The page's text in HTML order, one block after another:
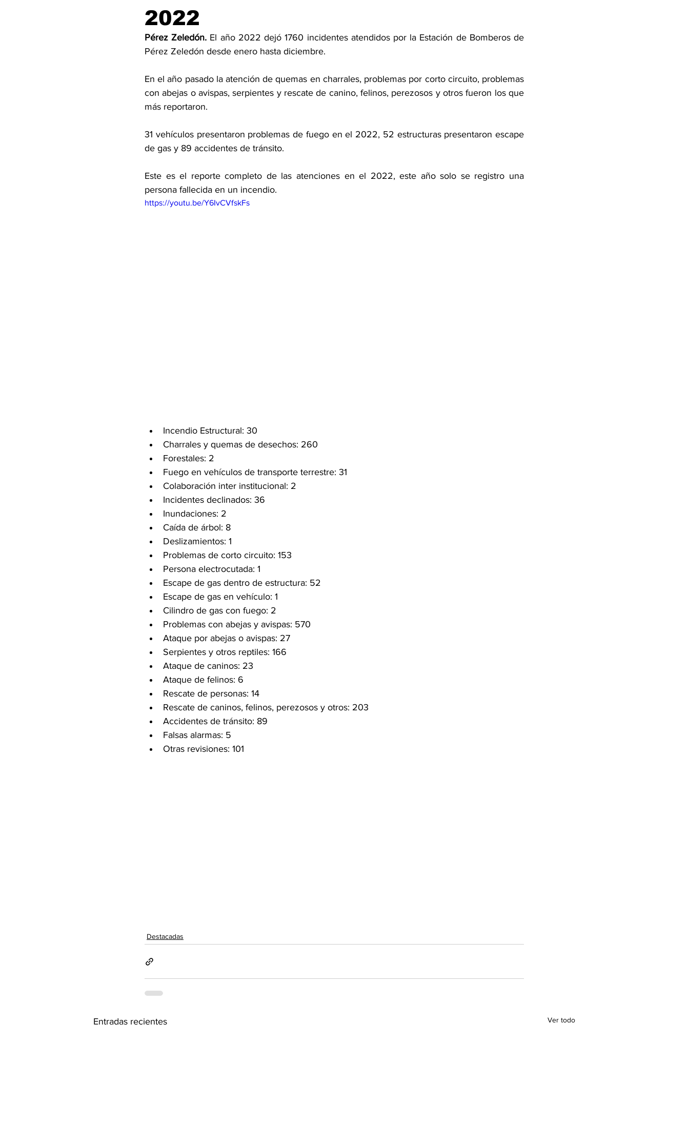
2022
Pérez Zeledón. El año 2022 dejó 1760 incidentes atendidos por la Estación de Bomberos de
Pérez Zeledón desde enero hasta diciembre.
En el año pasado la atención de quemas en charrales, problemas por corto circuito, problemas
con abejas o avispas, serpientes y rescate de canino, felinos, perezosos y otros fueron los que
más reportaron.
31 vehículos presentaron problemas de fuego en el 2022, 52 estructuras presentaron escape
de gas y 89 accidentes de tránsito.
Este es el reporte completo de las atenciones en el 2022, este año solo se registro una
persona fallecida en un incendio.
https://youtu.be/Y6IvCVfskFs
Incendio Estructural: 30
Charrales y quemas de desechos: 260
Forestales: 2
Fuego en vehículos de transporte terrestre: 31
Colaboración inter institucional: 2
Incidentes declinados: 36
Inundaciones: 2
Caída de árbol: 8
Deslizamientos: 1
Problemas de corto circuito: 153
Persona electrocutada: 1
Escape de gas dentro de estructura: 52
Escape de gas en vehículo: 1
Cilindro de gas con fuego: 2
Problemas con abejas y avispas: 570
Ataque por abejas o avispas: 27
Serpientes y otros reptiles: 166
Ataque de caninos: 23
Ataque de felinos: 6
Rescate de personas: 14
Rescate de caninos, felinos, perezosos y otros: 203
Accidentes de tránsito: 89
Falsas alarmas: 5
Otras revisiones: 101
Destacadas
Entradas recientes Ver todo